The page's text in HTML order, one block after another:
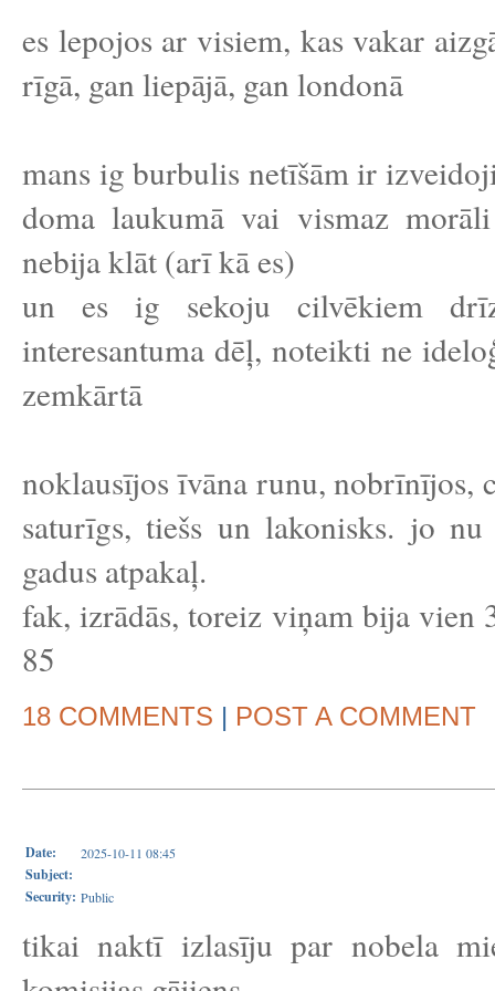
es lepojos ar visiem, kas vakar
rīgā, gan liepājā, gan londonā
mans ig burbulis netīšām ir
doma laukumā vai vismaz
nebija klāt (arī kā es)
un es ig sekoju cilvēkiem
interesantuma dēļ, noteikti ne
zemkārtā
noklausījos īvāna runu, nobrīnījos,
saturīgs, tiešs un lakonisks. jo
gadus atpakaļ.
fak, izrādās, toreiz viņam bija vien
85
18 COMMENTS | POST A COMMENT
Date: 2025-10-11 08:45
Subject:
Security: Public
tikai naktī izlasīju par nobela